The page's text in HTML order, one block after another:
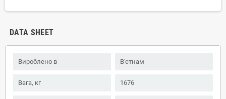
DATA SHEET
Вироблено в В'єтнам
Вага, кг 1676